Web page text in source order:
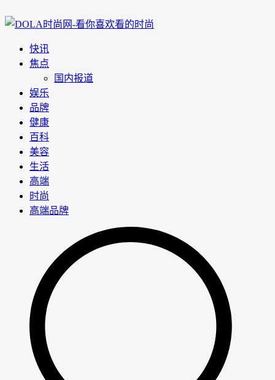
快讯
焦点
国内报道
娱乐
品牌
健康
百科
美容
生活
高端
时尚
高端品牌